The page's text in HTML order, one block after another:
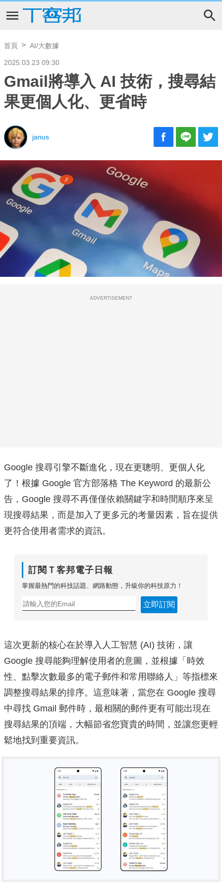
首頁 AI/大數據
2025.03.23 09:30
Gmail將導入 AI 技術，搜尋結
果更個人化、更省時
janus
ADVERTISEMENT
Google 搜尋引擎不斷進化，現在更聰明、更個人化
了！根據 Google 官方部落格 The Keyword 的最新公
告，Google 搜尋不再僅僅依賴關鍵字和時間順序來呈
現搜尋結果，而是加入了更多元的考量因素，旨在提供
更符合使用者需求的資訊。
訂閱Ｔ客邦電子日報
掌握最熱門的科技話題、網路動態，升級你的科技原力！
立即訂閱
這次更新的核心在於導入人工智慧 (AI) 技術，讓
Google 搜尋能夠理解使用者的意圖，並根據「時效
性、點擊次數最多的電子郵件和常用聯絡人」等指標來
調整搜尋結果的排序。這意味著，當您在 Google 搜尋
中尋找 Gmail 郵件時，最相關的郵件更有可能出現在
搜尋結果的頂端，大幅節省您寶貴的時間，並讓您更輕
鬆地找到重要資訊。